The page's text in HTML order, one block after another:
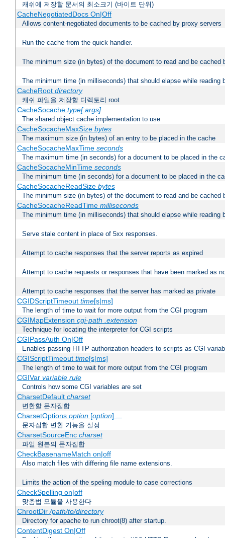
캐쉬에 저장할 문서의 최소크기 (바이트 단위)
CacheNegotiatedDocs On|Off
Allows content-negotiated documents to be cached by proxy servers
Run the cache from the quick handler.
The minimum size (in bytes) of the document to read and be cached
The minimum time (in milliseconds) that should elapse while reading
CacheRoot directory
캐쉬 파일을 저장할 디렉토리 root
CacheSocache type[:args]
The shared object cache implementation to use
CacheSocacheMaxSize bytes
The maximum size (in bytes) of an entry to be placed in the cache
CacheSocacheMaxTime seconds
The maximum time (in seconds) for a document to be placed in the
CacheSocacheMinTime seconds
The minimum time (in seconds) for a document to be placed in the
CacheSocacheReadSize bytes
The minimum size (in bytes) of the document to read and be cached
CacheSocacheReadTime milliseconds
The minimum time (in milliseconds) that should elapse while reading
Serve stale content in place of 5xx responses.
Attempt to cache responses that the server reports as expired
Attempt to cache requests or responses that have been marked as
Attempt to cache responses that the server has marked as private
CGIDScriptTimeout time[s|ms]
The length of time to wait for more output from the CGI program
CGIMapExtension cgi-path .extension
Technique for locating the interpreter for CGI scripts
CGIPassAuth On|Off
Enables passing HTTP authorization headers to scripts as CGI
CGIScriptTimeout time[s|ms]
The length of time to wait for more output from the CGI program
CGIVar variable rule
Controls how some CGI variables are set
CharsetDefault charset
변환할 문자집합
CharsetOptions option[option] ...
문자집합 변환 기능을 설정
CharsetSourceEnc charset
파일 원본의 문자집합
CheckBasenameMatch on|off
Also match files with differing file name extensions.
Limits the action of the speling module to case corrections
CheckSpelling on|off
맞춤법 모듈을 사용한다
ChrootDir/path/to/directory
Directory for apache to run chroot(8) after startup.
ContentDigest On|Off